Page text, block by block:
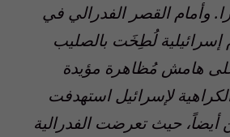
وأمام القصر الفدرالي في
إسرائيلية لُطِخَت بالصليب
هامش مُظاهرة مؤيدة
لإسرائيل استهدفت
أيضاً، حيث تعرضت الفدرالية